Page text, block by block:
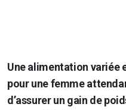
Une alimentation variée
pour une femme
d’assurer un gain de